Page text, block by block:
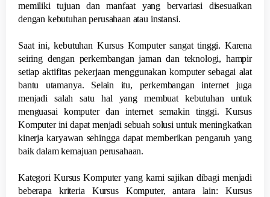
memiliki tujuan dan manfaat yang bervariasi disesuaikan
dengan kebutuhan perusahaan atau instansi.
Saat ini, kebutuhan Kursus Komputer sangat tinggi. Karena
seiring dengan perkembangan jaman dan teknologi, hampir
setiap aktifitas pekerjaan menggunakan komputer sebagai alat
bantu utamanya. Selain itu, perkembangan internet juga
menjadi salah satu hal yang membuat kebutuhan untuk
menguasai komputer dan internet semakin tinggi. Kursus
Komputer ini dapat menjadi sebuah solusi untuk meningkatkan
kinerja karyawan sehingga dapat memberikan pengaruh yang
baik dalam kemajuan perusahaan.
Kategori Kursus Komputer yang kami sajikan dibagi menjadi
beberapa kriteria Kursus Komputer, antara lain: Kursus